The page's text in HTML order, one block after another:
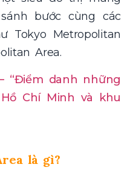
bước cùng các
Tokyo Metropolitan
Area.
“Điểm danh những
Chí Minh và khu
là gì?